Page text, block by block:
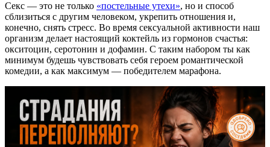
Секс — это не только «постельные утехи», но и способ
сблизиться с другим человеком, укрепить отношения и,
конечно, снять стресс. Во время сексуальной активности наш
организм делает настоящий коктейль из гормонов счастья:
окситоцин, серотонин и дофамин. С таким набором ты как
минимум будешь чувствовать себя героем романтической
комедии, а как максимум — победителем марафона.